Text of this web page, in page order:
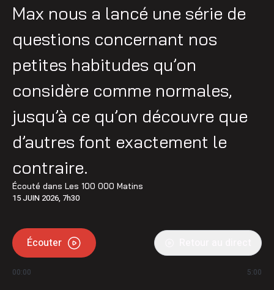
Max nous a lancé une série de
questions concernant nos
petites habitudes qu’on
considère comme normales,
jusqu’à ce qu’on découvre que
d’autres font exactement le
contraire.
Écouté dans Les 100 000 Matins
15 JUIN 2026, 7h30
Écouter
00:00 5:00